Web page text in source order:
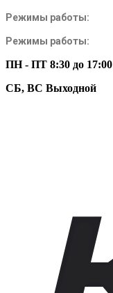
Режимы работы:
Режимы работы:
ПН - ПТ 8:30 до 17:00
СБ, ВС Выходной